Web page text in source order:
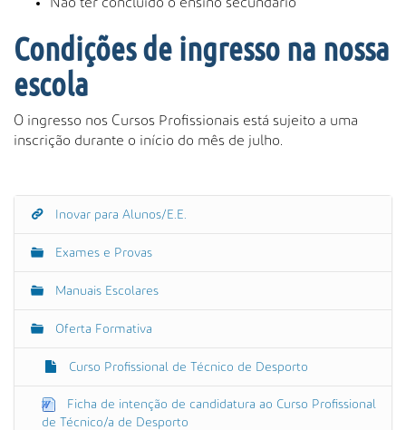
Condições de ingresso na nossa
escola
O ingresso nos Cursos Profissionais está sujeito a uma
inscrição durante o início do mês de julho.
N
e
a
Inovar para Alunos/E.E.
Exames e Provas
Manuais Escolares
Oferta Formativa
Curso Profissional de Técnico de Desporto
Ficha de intenção de candidatura ao Curso Profissional
de Técnico/a de Desporto